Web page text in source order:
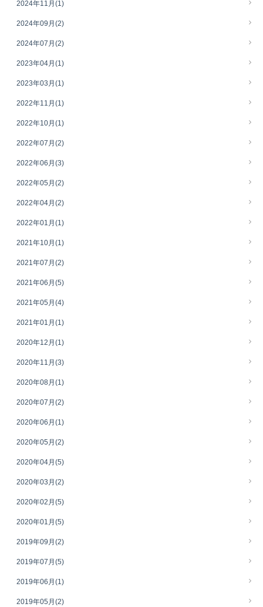
2024年11月 (1)
2024年09月 (2)
2024年07月 (2)
2023年04月 (1)
2023年03月 (1)
2022年11月 (1)
2022年10月 (1)
2022年07月 (2)
2022年06月 (3)
2022年05月 (2)
2022年04月 (2)
2022年01月 (1)
2021年10月 (1)
2021年07月 (2)
2021年06月 (5)
2021年05月 (4)
2021年01月 (1)
2020年12月 (1)
2020年11月 (3)
2020年08月 (1)
2020年07月 (2)
2020年06月 (1)
2020年05月 (2)
2020年04月 (5)
2020年03月 (2)
2020年02月 (5)
2020年01月 (5)
2019年09月 (2)
2019年07月 (5)
2019年06月 (1)
2019年05月 (2)